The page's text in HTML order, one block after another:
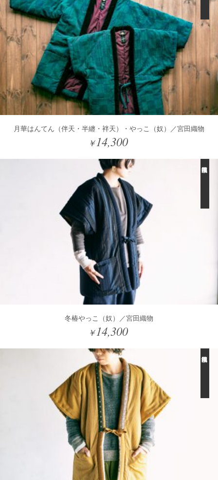
月華はんてん（伴天・半纏・袢天）・やっこ（奴）／宮田織物
￥14,300
冬椿やっこ（奴）／宮田織物
￥14,300